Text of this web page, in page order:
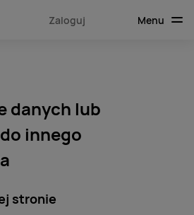
Zaloguj Menu
danych lub
innego
stronie